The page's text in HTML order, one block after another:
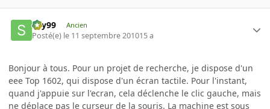
sky99 Ancien
Posté(e) le 11 septembre 201015 a
Bonjour à tous. Pour un projet de recherche, je dispose d'un
eee Top 1602, qui dispose d'un écran tactile. Pour l'instant,
quand j'appuie sur l'ecran, cela déclenche le clic gauche, mais
ne déplace pas le curseur de la souris. La machine est sous